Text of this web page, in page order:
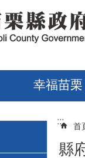
幸福苗栗
::: 首
縣